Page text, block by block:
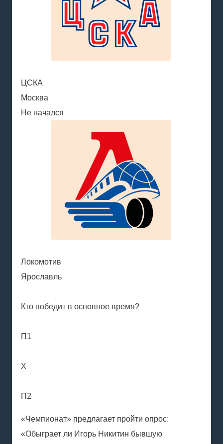
ЦСКА
Москва
Не начался
Локомотив
Ярославль
Кто победит в основное время?
П1
X
П2
«Чемпионат» предлагает пройти опрос:
«Обыграет ли Игорь Никитин бывшую